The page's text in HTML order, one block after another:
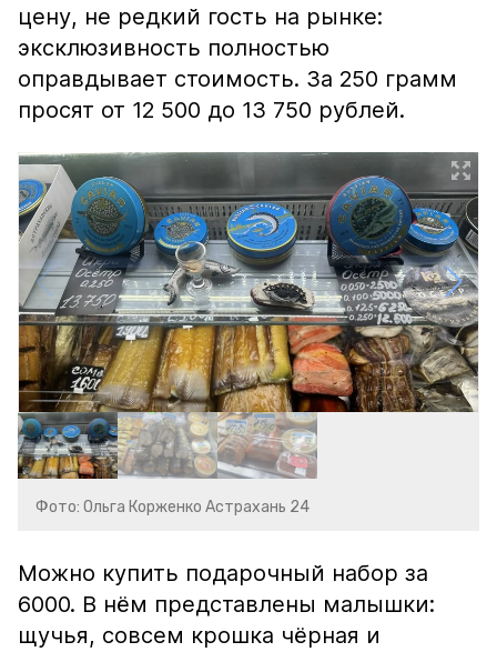
цену, не редкий гость на рынке:
эксклюзивность полностью
оправдывает стоимость. За 250 грамм
просят от 12 500 до 13 750 рублей.
Фото: Ольга Корженко Астрахань 24
Можно купить подарочный набор за
6000. В нём представлены малышки:
щучья, совсем крошка чёрная и